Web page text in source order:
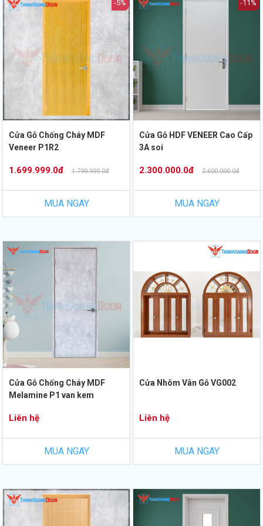
-5%
Cửa Gỗ Chống Cháy MDF
Veneer P1R2
1.699.999.0đ 1.799.999.0đ
MUA NGAY
-11%
Cửa Gỗ HDF VENEER Cao Cấp
3A soi
2.300.000.0đ 2.600.000.0đ
MUA NGAY
Cửa Gỗ Chống Cháy MDF
Melamine P1 van kem
Liên hệ
MUA NGAY
Cửa Nhôm Vân Gỗ VG002
Liên hệ
MUA NGAY